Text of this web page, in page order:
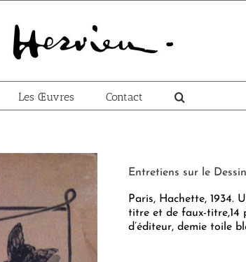
Les Œuvres Contact
‎Entretiens sur le
‎Paris, Hachette, 1934.
titre et de faux-titre,14
d’éditeur, demie toile